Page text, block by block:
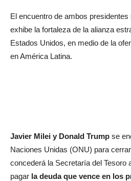
El encuentro de ambos
exhibe la fortaleza de la alianza
Estados Unidos, en medio de la
en América Latina.
Javier Milei y Donald Trump se
Naciones Unidas (ONU) para
concederá la Secretaría del Tesoro
pagar la deuda que vence en los